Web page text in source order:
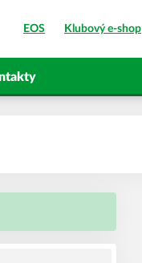
EOS Klubový e-shop